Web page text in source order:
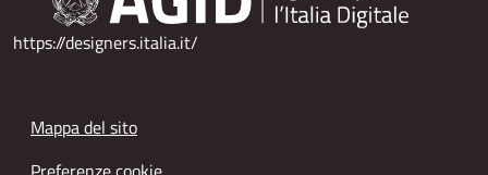
https://designers.italia.it/
Mappa del sito